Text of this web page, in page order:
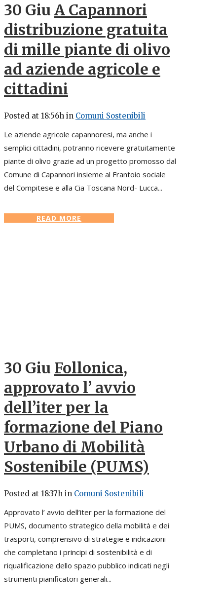
30 Giu A Capannori
distribuzione gratuita
di mille piante di olivo
ad aziende agricole e
cittadini
Posted at 18:56h in Comuni Sostenibili
Le aziende agricole capannoresi, ma anche i
semplici cittadini, potranno ricevere gratuitamente
piante di olivo grazie ad un progetto promosso dal
Comune di Capannori insieme al Frantoio sociale
del Compitese e alla Cia Toscana Nord- Lucca...
READ MORE
30 Giu Follonica,
approvato l’ avvio
dell’iter per la
formazione del Piano
Urbano di Mobilità
Sostenibile (PUMS)
Posted at 18:37h in Comuni Sostenibili
Approvato l’ avvio dell’iter per la formazione del
PUMS, documento strategico della mobilità e dei
trasporti, comprensivo di strategie e indicazioni
che completano i principi di sostenibilità e di
riqualificazione dello spazio pubblico indicati negli
strumenti pianificatori generali...